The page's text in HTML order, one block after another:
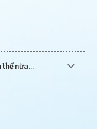
thế nữa...